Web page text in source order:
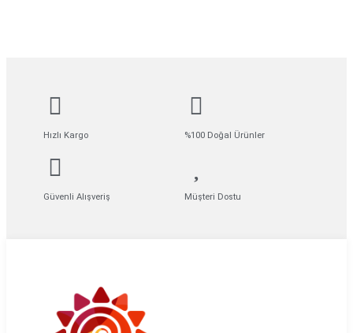
Hızlı Kargo %100 Doğal Ürünler
Güvenli Alışveriş Müşteri Dostu